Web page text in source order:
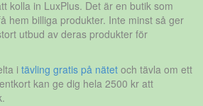
kolla in LuxPlus. Det är en butik som
hem billiga produkter. Inte minst så ger
utbud av deras produkter för
i tävling gratis på nätet och tävla om ett
kan ge dig hela 2500 kr att